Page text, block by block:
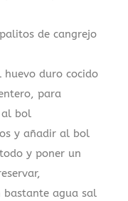
de cangrejo
duro cocido
para
al bol
y añadir al bol
y poner un
bastante agua sal